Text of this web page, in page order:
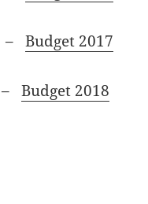
–Budget 2017
–Budget 2018